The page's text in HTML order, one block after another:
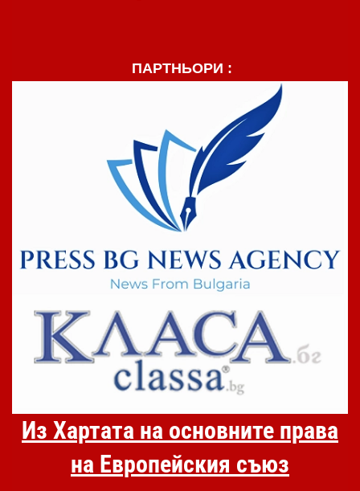
ПАРТНЬОРИ :
Из Хартата на основните права
на Европейския съюз